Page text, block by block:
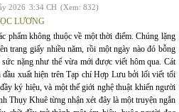
2026 3:34 CH (Xem: 832)
LƯƠNG
phẩm không thuộc về một thời điểm. Chúng lặng
trang giấy nhiều năm, rồi một ngày nào đó bỗng
nặng như thể vừa mới được viết hôm qua. Cát
xuất hiện trên Tạp chí Hợp Lưu bởi lối viết tối
ký hiệu, và một thế giới nghệ thuật khiến người
Thụy Khuê từng nhận xét đây là một truyện ngắn